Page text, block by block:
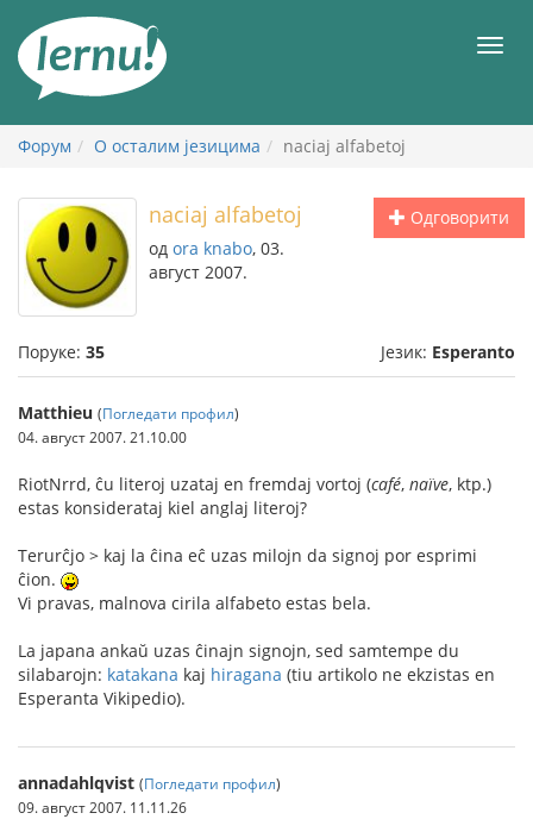
садржају
Форум О осталим језицима naciaj alfabetoj
Одговорити
naciaj alfabetoj
од ora knabo, 03.
август 2007.
Поруке: 35 Језик: Esperanto
Matthieu (Погледати профил)
04. август 2007. 21.10.00
RiotNrrd, ĉu literoj uzataj en fremdaj vortoj (café, naïve, ktp.)
estas konsiderataj kiel anglaj literoj?
Terurĉjo > kaj la ĉina eĉ uzas milojn da signoj por esprimi
ĉion.
Vi pravas, malnova cirila alfabeto estas bela.
La japana ankaŭ uzas ĉinajn signojn, sed samtempe du
silabarojn: katakana kaj hiragana (tiu artikolo ne ekzistas en
Esperanta Vikipedio).
annadahlqvist (Погледати профил)
09. август 2007. 11.11.26